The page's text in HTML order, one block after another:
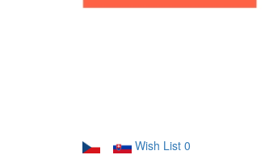
Wish List 0